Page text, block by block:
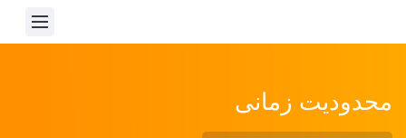
محدودیت زمانی